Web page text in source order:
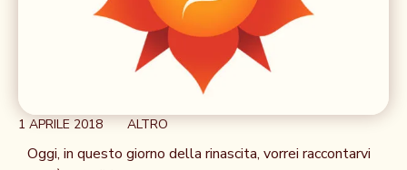
1 APRILE 2018 ALTRO
Oggi, in questo giorno della rinascita, vorrei raccontarvi